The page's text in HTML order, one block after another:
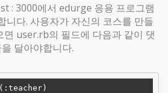
: 3000에서 edurge 응용 프로그램
니다. 사용자가 자신의 코스를 만들
면 user.rb의 필드에 다음과 같이 댓
달아야합니다.
( :teacher)